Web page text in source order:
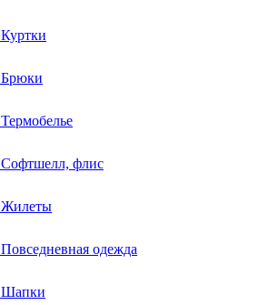
Куртки
Брюки
Термобелье
Софтшелл, флис
Жилеты
Повседневная одежда
Шапки